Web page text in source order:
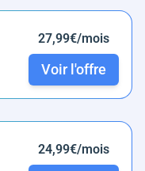
27,99€/mois
Voir l'offre
24,99€/mois